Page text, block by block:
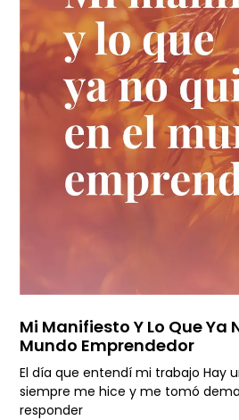
Mi Manifiesto Y Lo Que Ya
Mundo Emprendedor
El día que entendí mi trabajo Hay
siempre me hice y me tomó
responder